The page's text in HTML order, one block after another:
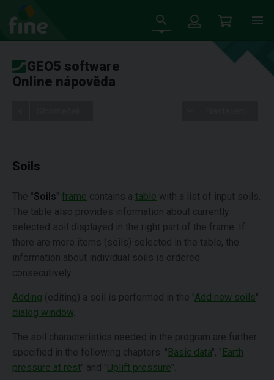
GEO5 software
Online nápověda
Soils
The "Soils" frame contains a table with a list of input soils.
The table also provides information about currently
selected soil displayed in the right part of the frame. If
there are more items (soils) selected in the table, the
information about individual soils is ordered
consecutively.
Adding (editing) a soil is performed in the "Add new soils"
dialog window
The soil characteristics needed in the program are further
specified in the following chapters: "Basic data", "Earth
pressure at rest" and "Uplift pressure".